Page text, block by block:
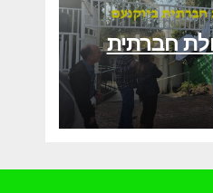
חברתית